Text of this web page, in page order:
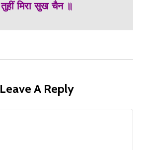
तुहीं मिरा सुख चैन ॥
Leave A Reply